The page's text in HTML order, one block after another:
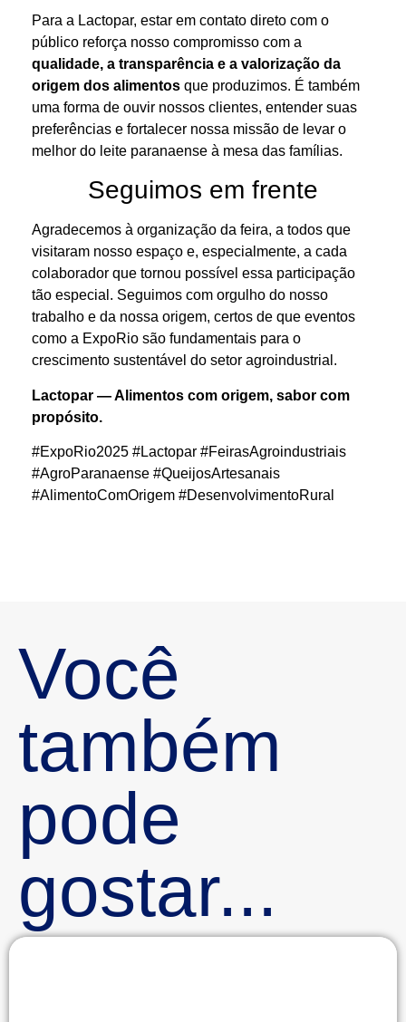
Para a Lactopar, estar em contato direto com o
público reforça nosso compromisso com a
qualidade, a transparência e a valorização da
origem dos alimentos que produzimos. É também
uma forma de ouvir nossos clientes, entender suas
preferências e fortalecer nossa missão de levar o
melhor do leite paranaense à mesa das famílias.
Seguimos em frente
Agradecemos à organização da feira, a todos que
visitaram nosso espaço e, especialmente, a cada
colaborador que tornou possível essa participação
tão especial. Seguimos com orgulho do nosso
trabalho e da nossa origem, certos de que eventos
como a ExpoRio são fundamentais para o
crescimento sustentável do setor agroindustrial.
Lactopar — Alimentos com origem, sabor com
propósito.
#ExpoRio2025 #Lactopar #FeirasAgroindustriais
#AgroParanaense #QueijosArtesanais
#AlimentoComOrigem #DesenvolvimentoRural
Você
também
pode
gostar...